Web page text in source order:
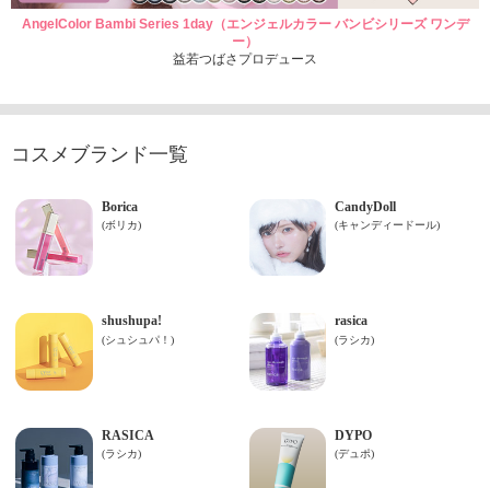
AngelColor Bambi Series 1day（エンジェルカラー バンビシリーズ ワンデ
ー）
益若つばさプロデュース
コスメブランド一覧